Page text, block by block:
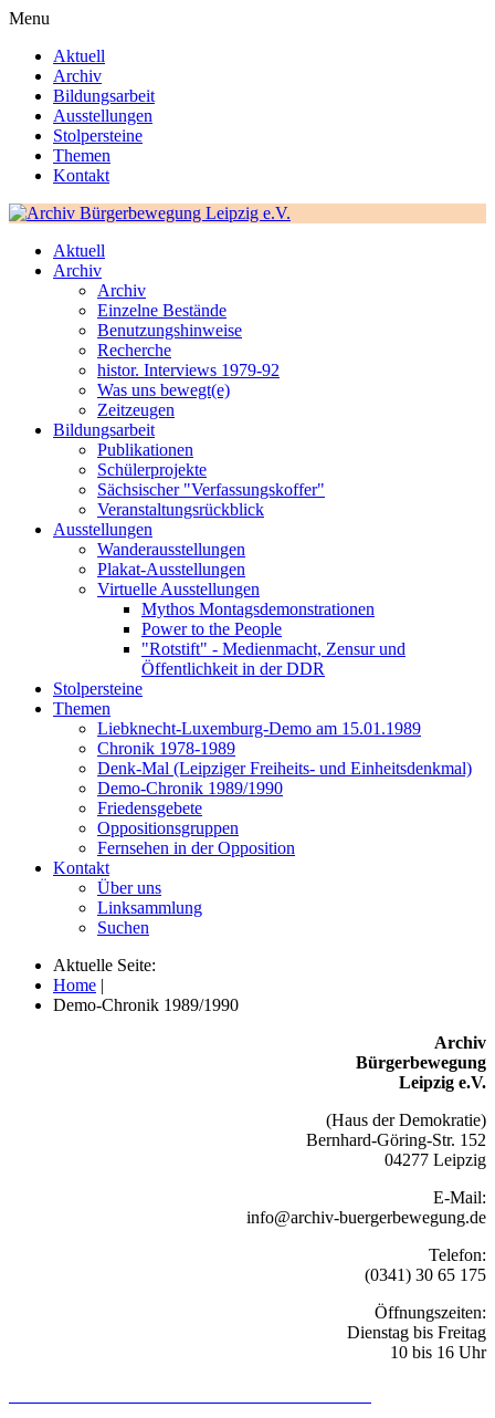
Menu
Aktuell
Archiv
Bildungsarbeit
Ausstellungen
Stolpersteine
Themen
Kontakt
Aktuell
Archiv
Archiv
Einzelne Bestände
Benutzungshinweise
Recherche
histor. Interviews 1979-92
Was uns bewegt(e)
Zeitzeugen
Bildungsarbeit
Publikationen
Schülerprojekte
Sächsischer "Verfassungskoffer"
Veranstaltungsrückblick
Ausstellungen
Wanderausstellungen
Plakat-Ausstellungen
Virtuelle Ausstellungen
Mythos Montagsdemonstrationen
Power to the People
"Rotstift" - Medienmacht, Zensur und
Öffentlichkeit in der DDR
Stolpersteine
Themen
Liebknecht-Luxemburg-Demo am 15.01.1989
Chronik 1978-1989
Denk-Mal (Leipziger Freiheits- und Einheitsdenkmal)
Demo-Chronik 1989/1990
Friedensgebete
Oppositionsgruppen
Fernsehen in der Opposition
Kontakt
Über uns
Linksammlung
Suchen
Aktuelle Seite:
Home |
Demo-Chronik 1989/1990
Archiv
Bürgerbewegung
Leipzig e.V.
(Haus der Demokratie)
Bernhard-Göring-Str. 152
04277 Leipzig
E-Mail:
info@archiv-buergerbewegung.de
Telefon:
(0341) 30 65 175
Öffnungszeiten:
Dienstag bis Freitag
10 bis 16 Uhr